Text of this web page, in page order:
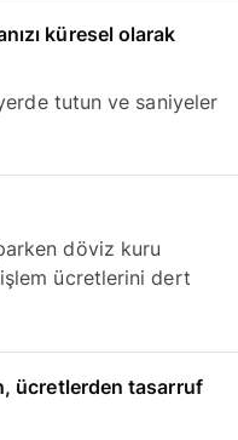
küresel olarak
tutun ve saniyeler
döviz kuru
işlem ücretlerini dert
ücretlerden tasarruf